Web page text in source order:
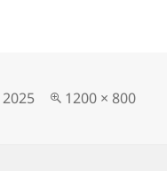
Tamaño
1200 × 800